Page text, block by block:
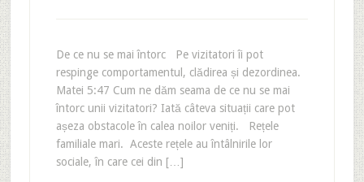
De ce nu se mai întorc Pe vizitatori îi pot
respinge comportamentul, clădirea și dezordinea.
Matei 5:47 Cum ne dăm seama de ce nu se mai
întorc unii vizitatori? Iată câteva situații care pot
așeza obstacole în calea noilor veniți. Rețele
familiale mari. Aceste rețele au întâlnirile lor
sociale, în care cei din […]